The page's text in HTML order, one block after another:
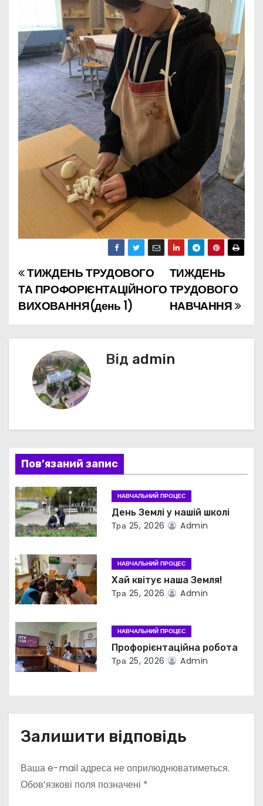
Н
а
ц
і
я
з
а
п
и
с
і
в
ТИЖДЕНЬ
ТРУДОВОГО
НАВЧАННЯ
ТИЖДЕНЬ ТРУДОВОГО
ТА ПРОФОРІЄНТАЦІЙНОГО
ВИХОВАННЯ(день 1)
Від admin
Пов’язаний запис
НАВЧАЛЬНИЙ ПРОЦЕС
День Землі у нашій школі
Тра 25, 2026 Admin
НАВЧАЛЬНИЙ ПРОЦЕС
Хай квітує наша Земля!
Тра 25, 2026 Admin
НАВЧАЛЬНИЙ ПРОЦЕС
Профорієнтаційна робота
Тра 25, 2026 Admin
Залишити відповідь
Ваша e-mail адреса не оприлюднюватиметься.
Обов’язкові поля позначені *